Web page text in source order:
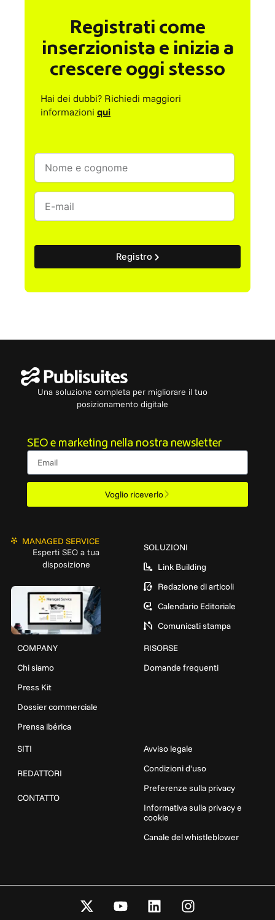
Registrati come
inserzionista e inizia a
crescere oggi stesso
Hai dei dubbi? Richiedi maggiori
informazioni qui
Registro
Una soluzione completa per migliorare il tuo
posizionamento digitale
SEO e marketing nella nostra newsletter
Email
Voglio riceverlo
MANAGED SERVICE
Esperti SEO a tua
disposizione
SOLUZIONI
Link Building
Redazione di articoli
Calendario Editoriale
Comunicati stampa
COMPANY
Chi siamo
Press Kit
Dossier commerciale
Prensa ibérica
RISORSE
Domande frequenti
SITI
REDATTORI
CONTATTO
Avviso legale
Condizioni d'uso
Preferenze sulla privacy
Informativa sulla privacy e
cookie
Canale del whistleblower
X
-
Y
o
L
i
I
n